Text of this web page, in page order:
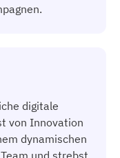
digitale
von Innovation
dynamischen
und strebst